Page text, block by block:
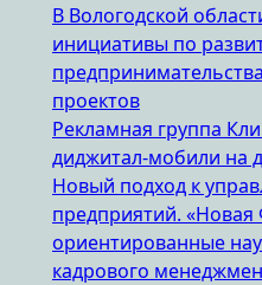
В Вологодской
инициативы по
проектов
Рекламная группа
диджитал-мобили на
Новый подход к
предприятий.
ориентированные
кадрового